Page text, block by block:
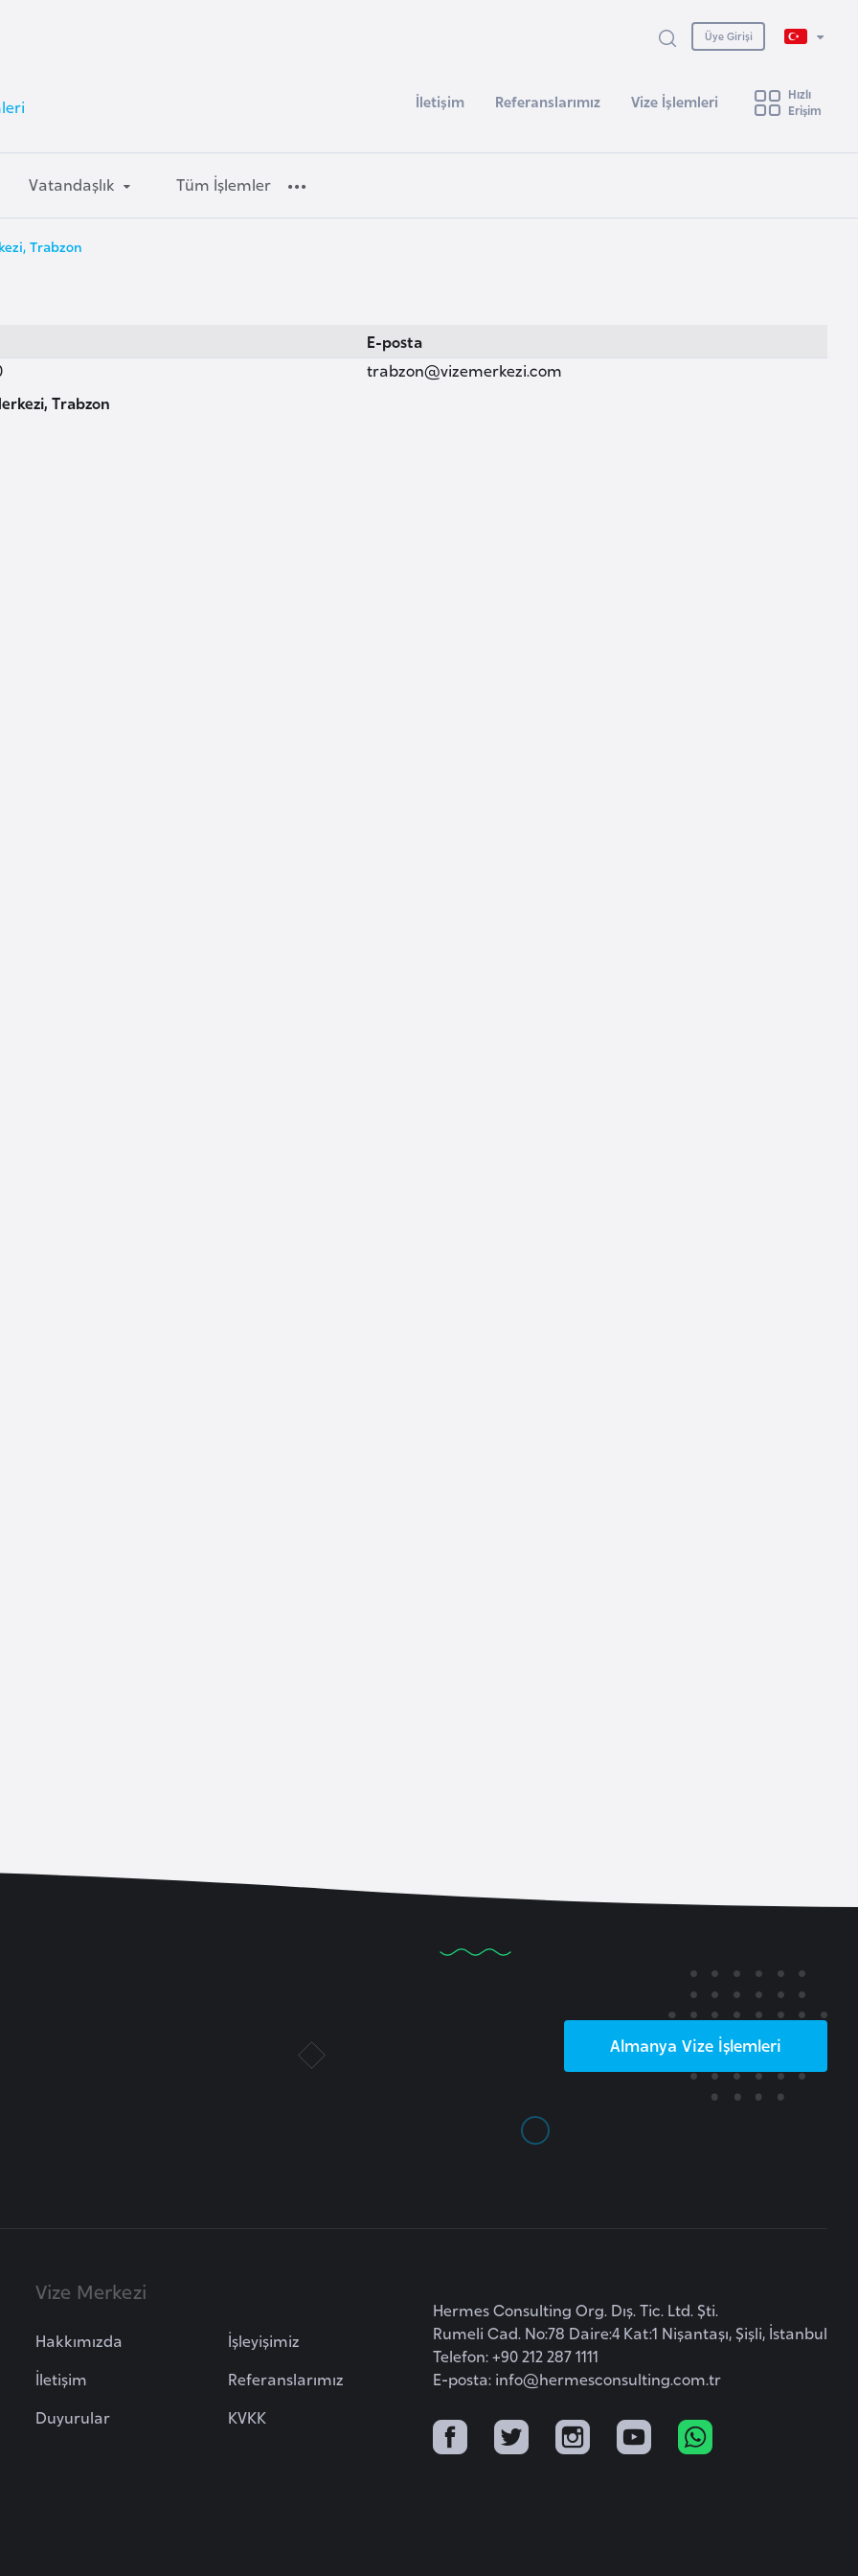
Üye Girişi
İletişim Referanslarımız Vize İşlemleri
Hızlı
Erişim
Vatandaşlık Tüm İşlemler
Trabzon
E-posta
trabzon@vizemerkezi.com
Trabzon
Almanya Vize İşlemleri
Vize Merkezi
Hakkımızda
İletişim
Duyurular
İşleyişimiz
Referanslarımız
KVKK
Hermes Consulting Org. Dış. Tic. Ltd. Şti.
Rumeli Cad. No:78 Daire:4 Kat:1 Nişantaşı, Şişli, İstanbul
Telefon: +90 212 287 1111
E-posta: info@hermesconsulting.com.tr